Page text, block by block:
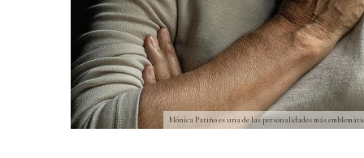
Mónica Patiño es una de las personalidades más